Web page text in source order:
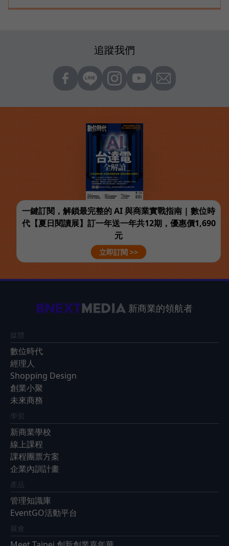
追蹤我們
一鍵訂閱，解鎖最完整的 AI 與商業實戰指南 | 數位時
代【夏日閱讀展】訂一年送一年共12期，優惠價1,690
元
立即訂閱 >>
新商業的領航者
媒體
數位時代
經理人
Shopping Design
創業小聚
未來商務
學習
新商業學校
線上課程
課程團票方案
企業內訓計畫
產品
管理知識庫
EventGO活動平台
展會